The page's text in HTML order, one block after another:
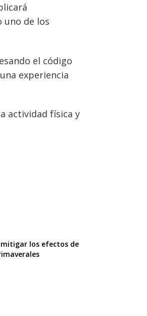
uno de los
el código
experiencia
actividad física y
mitigar los efectos de